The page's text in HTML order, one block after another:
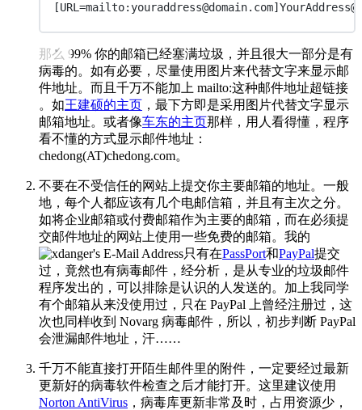
那么 99% 你的邮箱已经塞满垃圾，并且很大一部分是有
病毒的。如有必要，尽量使用图片来代替文字来显示邮
件地址。而且千万不能加上 mailto:这种邮件地址超链接
。如王建硕的主页 ，最下方即是采用图片代替文字显示
邮箱地址。或者像车东的主页那样，用人看得懂，程序
看不懂的方式显示邮件地址：
chedong(AT)chedong.com。
不要在不受信任的网站上提交你主要邮箱的地址。一般
地，每个人都应该有几个电邮信箱，并且有主次之分。
如将企业邮箱或付费邮箱作为主要的邮箱，而在必须提
交邮件地址的网站上使用一些免费的邮箱。我的
只有在PassPort和PayPal提交
过，竟然也有病毒邮件，经分析，是从专业的垃圾邮件
程序发出的，可以排除是认识的人发送的。加上我同学
有个邮箱从来没使用过，只在 PayPal 上曾经注册过，这
次也同样收到 Novarg 病毒邮件，所以，初步判断 PayPal
会泄漏邮件地址，汗……
千万不能直接打开陌生邮件里的附件，一定要经过最新
更新好的病毒软件检查之后才能打开。这里建议使用
Norton AntiVirus ，病毒库更新非常及时，占用资源少，